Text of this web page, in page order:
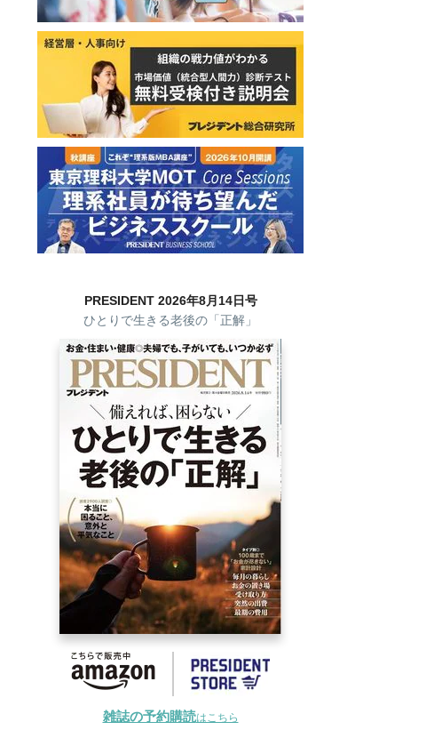
PRESIDENT 2026年8月14日号
ひとりで生きる老後の「正解」
雑誌の予約購読はこちら